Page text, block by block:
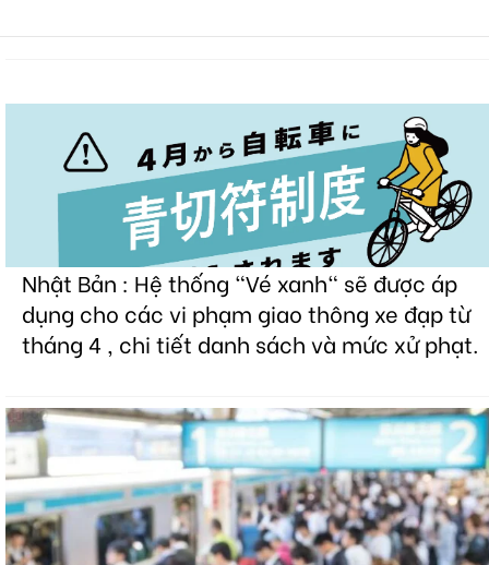
Nhật Bản : Hệ thống "Vé xanh" sẽ được áp
dụng cho các vi phạm giao thông xe đạp từ
tháng 4 , chi tiết danh sách và mức xử phạt.